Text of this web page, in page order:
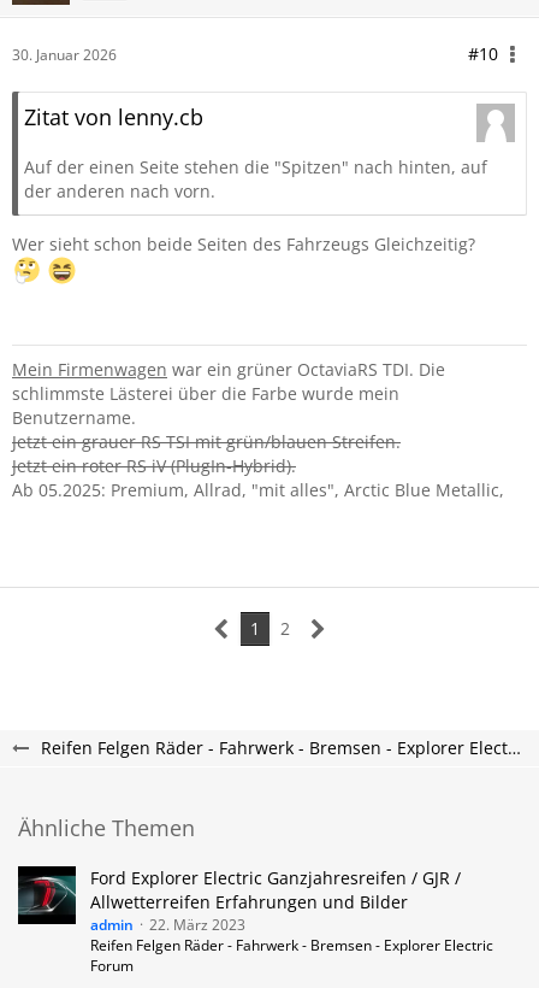
30. Januar 2026 #10
Zitat von lenny.cb
Auf der einen Seite stehen die "Spitzen" nach hinten, auf
der anderen nach vorn.
Wer sieht schon beide Seiten des Fahrzeugs Gleichzeitig?
Mein Firmenwagen war ein grüner OctaviaRS TDI. Die
schlimmste Lästerei über die Farbe wurde mein
Benutzername.
Jetzt ein grauer RS TSI mit grün/blauen Streifen.
Jetzt ein roter RS iV (PlugIn-Hybrid).
Ab 05.2025: Premium, Allrad, "mit alles", Arctic Blue Metallic,
1 2
Reifen Felgen Räder - Fahrwerk - Bremsen - Explorer Electric Forum
Ähnliche Themen
Ford Explorer Electric Ganzjahresreifen / GJR /
Allwetterreifen Erfahrungen und Bilder
admin
22. März 2023
Reifen Felgen Räder - Fahrwerk - Bremsen - Explorer Electric
Forum